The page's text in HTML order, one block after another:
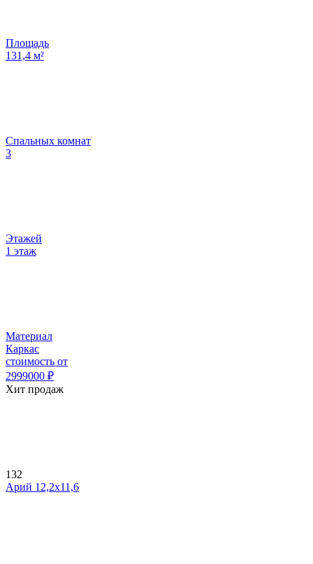
Площадь
131,4 м²
Спальных комнат
3
Этажей
1 этаж
Материал
Каркас
стоимость от
2999000 ₽
Хит продаж
132
Арий 12,2х11,6